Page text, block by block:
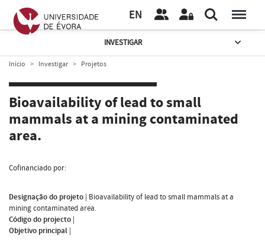
EN
INVESTIGAR
Início Investigar Projetos
Bioavailability of lead to small
mammals at a mining contaminated
area.
Cofinanciado por:
Designação do projeto | Bioavailability of lead to small mammals at a
mining contaminated area.
Código do projecto |
Objetivo principal |